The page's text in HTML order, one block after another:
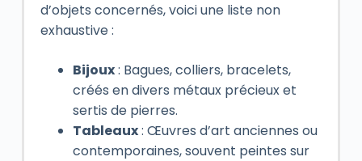
d’objets concernés, voici une liste non
exhaustive :
Bijoux: Bagues, colliers, bracelets,
créés en divers métaux précieux et
sertis de pierres.
Tableaux: Œuvres d’art anciennes ou
contemporaines, souvent peintes sur